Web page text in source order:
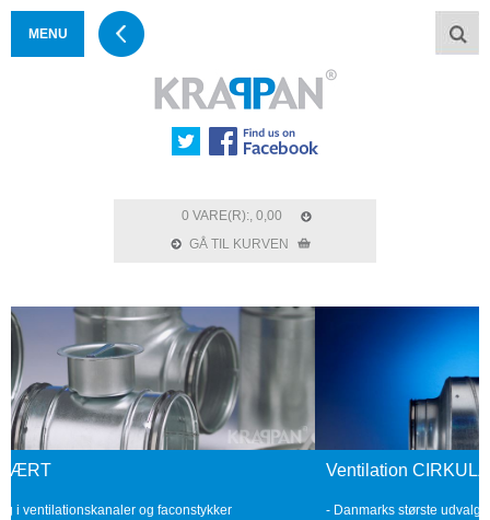
MENU
0 VARE(R):, 0,00
GÅ TIL KURVEN
og faconstykker
Ventilation CIRKULÆRT
- Danmarks største udvalg i